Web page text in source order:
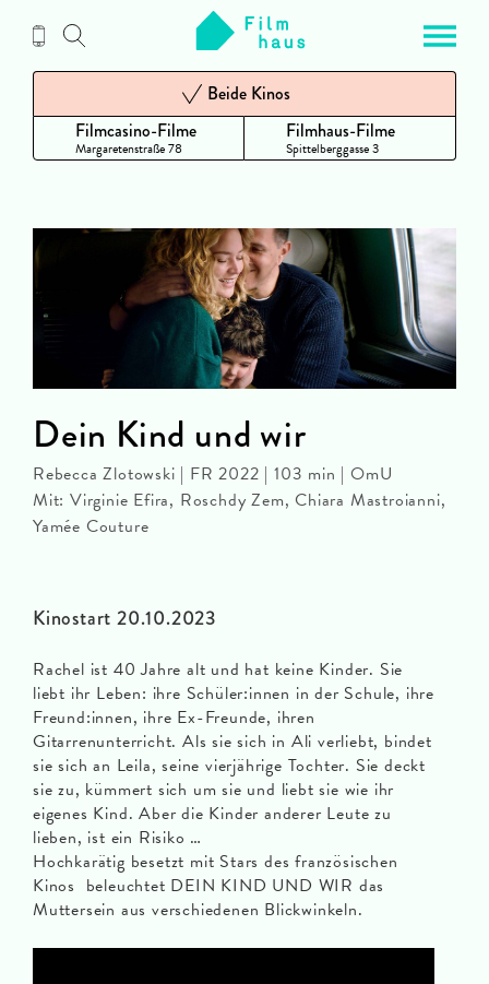
Inhalt
Filmcasino-Filme
Margaretenstraße 78
Beide Kinos
Filmhaus-Filme
Spittelberggasse 3
Kinostart 20.10.2023
Rachel ist 40 Jahre alt und hat keine Kinder. Sie
liebt ihr Leben: ihre Schüler:innen in der Schule, ihre
Freund:innen, ihre Ex-Freunde, ihren
Gitarrenunterricht. Als sie sich in Ali verliebt, bindet
sie sich an Leila, seine vierjährige Tochter. Sie deckt
sie zu, kümmert sich um sie und liebt sie wie ihr
eigenes Kind. Aber die Kinder anderer Leute zu
lieben, ist ein Risiko …
Hochkarätig besetzt mit Stars des französischen
Kinos beleuchtet DEIN KIND UND WIR das
Muttersein aus verschiedenen Blickwinkeln.
Dein Kind und wir
Rebecca Zlotowski | FR 2022 | 103 min | OmU
Mit: Virginie Efira, Roschdy Zem, Chiara Mastroianni,
Yamée Couture